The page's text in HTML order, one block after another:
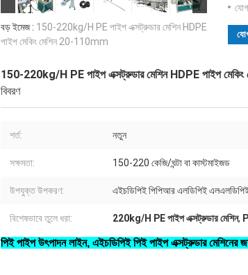
বড় ইমেজ : 150-220kg/H PE পাইপ এক্সট্রুডার মেশিন HDPE
পাইপ মেকিং মেশিন 20-110mm
150-220kg/H PE পাইপ এক্সট্রুডার মেশিন HDPE পাইপ
বিবরণ
শর্ত: নতুন
সক্ষমতা: 150-220 কেজি/ঘন্টা বা কাস্টমাইজড
উপযুক্ত উপকরণ: এইচডিপিই পিপিআর এলডিপিই
বিশেষভাবে তুলে ধরা: 220kg/H PE পাইপ এক্সট্রুডার মেশিন,
পিই পাইপ উৎপাদন লাইন, এইচডিপিই পিই পাইপ এক্সট্রুডার মেশিনের